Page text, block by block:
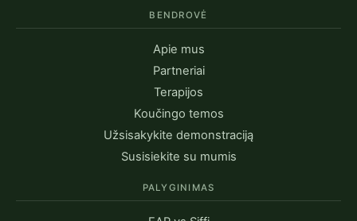
BENDROVĖ
Apie mus
Partneriai
Terapijos
Koučingo temos
Užsisakykite demonstraciją
Susisiekite su mumis
PALYGINIMAS